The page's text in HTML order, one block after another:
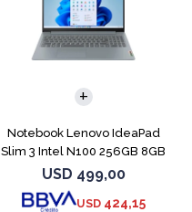
Notebook Lenovo IdeaPad
Slim 3 Intel N100 256GB 8GB
USD 499,00
USD 424,15